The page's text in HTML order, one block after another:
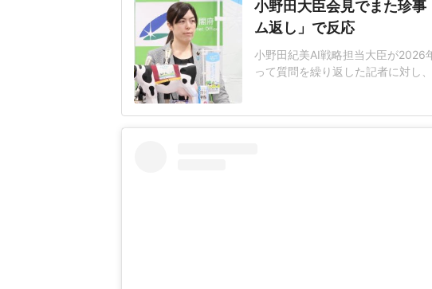
小野田大臣会見でまた珍事
ム返し」で反応
小野田紀美AI戦略担当大臣が2026
って質問を繰り返した記者に対し
題となっている。人工知能基本計
工知能基本計画の改定素案を決定